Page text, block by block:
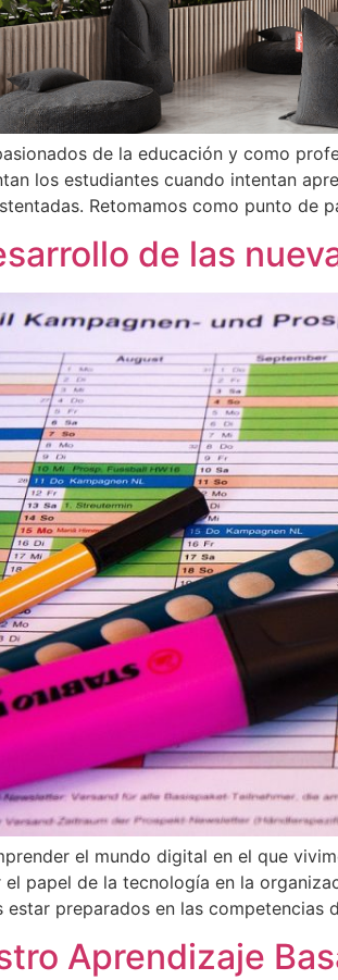
de la educación y como
los estudiantes cuando intentan
Retomamos como punto
de las
el mundo digital en el que
el papel de la tecnología en la
estar preparados en las competencias
Aprendizaje